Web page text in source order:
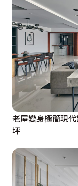
老屋變身極簡現
坪